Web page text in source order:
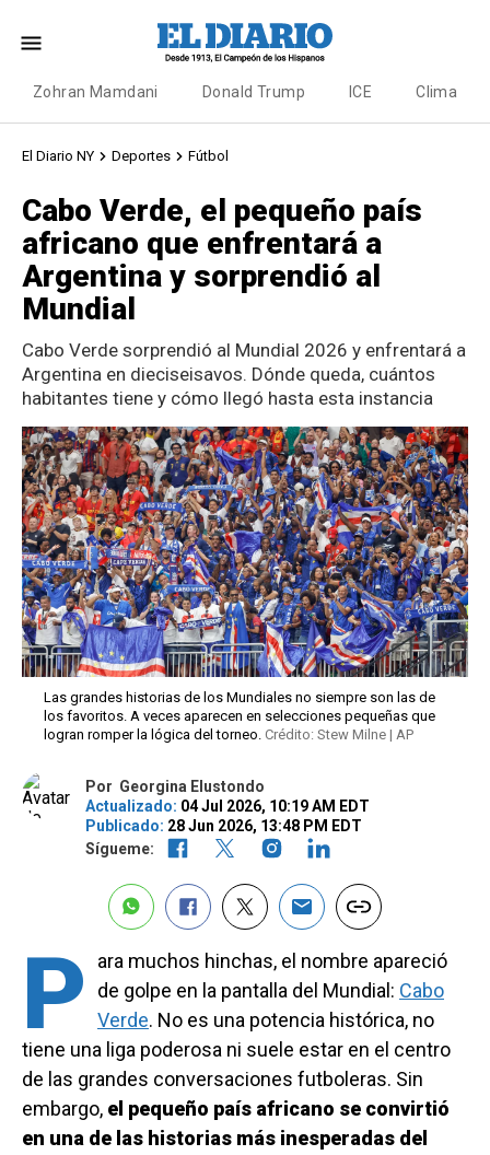
Zohran Mamdani Donald Trump ICE Clima
El Diario NY Deportes Fútbol
Cabo Verde, el pequeño país
africano que enfrentará a
Argentina y sorprendió al
Mundial
Cabo Verde sorprendió al Mundial 2026 y enfrentará a
Argentina en dieciseisavos. Dónde queda, cuántos
habitantes tiene y cómo llegó hasta esta instancia
Las grandes historias de los Mundiales no siempre son las de
los favoritos. A veces aparecen en selecciones pequeñas que
logran romper la lógica del torneo. Crédito: Stew Milne | AP
Por Georgina Elustondo
Actualizado: 04 Jul 2026, 10:19 AM EDT
Publicado: 28 Jun 2026, 13:48 PM EDT
Sígueme:
P
ara muchos hinchas, el nombre apareció
de golpe en la pantalla del Mundial: Cabo
Verde. No es una potencia histórica, no
tiene una liga poderosa ni suele estar en el centro
de las grandes conversaciones futboleras. Sin
embargo, el pequeño país africano se convirtió
en una de las historias más inesperadas del